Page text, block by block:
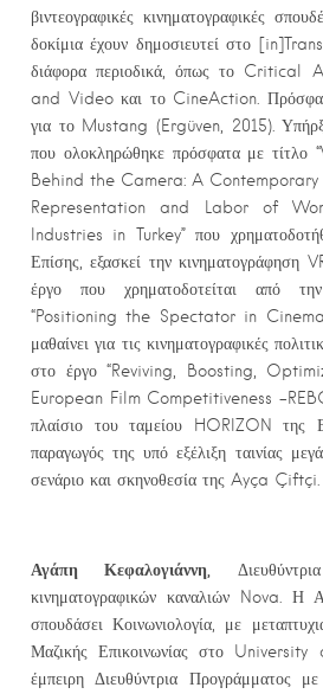
βιντεογραφικές κινηματογραφικές
δοκίμια έχουν δημοσιευτεί στο
διάφορα περιοδικά, όπως το
and Video και το CineAction.
για το Mustang (Ergüven, 2015).
που ολοκληρώθηκε πρόσφατα με
Behind the Camera: A
Representation and Labor of
Industries in Turkey” που
Επίσης, εξασκεί την κινηματογράφηση
έργο που χρηματοδοτείται από
“Positioning the Spectator in
μαθαίνει για τις κινηματογραφικές
στο έργο “Reviving, Boosting,
European Film Competitiveness -
πλαίσιο του ταμείου HORIZON της
παραγωγός της υπό εξέλιξη ταινίας
σενάριο και σκηνοθεσία της Ayça Çiftçi.
Αγάπη Κεφαλογιάννη,
κινηματογραφικών καναλιών Nova. Η
σπουδάσει Κοινωνιολογία, με
Μαζικής Επικοινωνίας στο
έμπειρη Διευθύντρια Προγράμματος με